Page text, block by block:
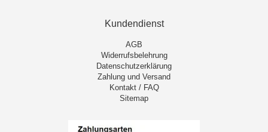
Kundendienst
AGB
Widerrufsbelehrung
Datenschutzerklärung
Zahlung und Versand
Kontakt / FAQ
Sitemap